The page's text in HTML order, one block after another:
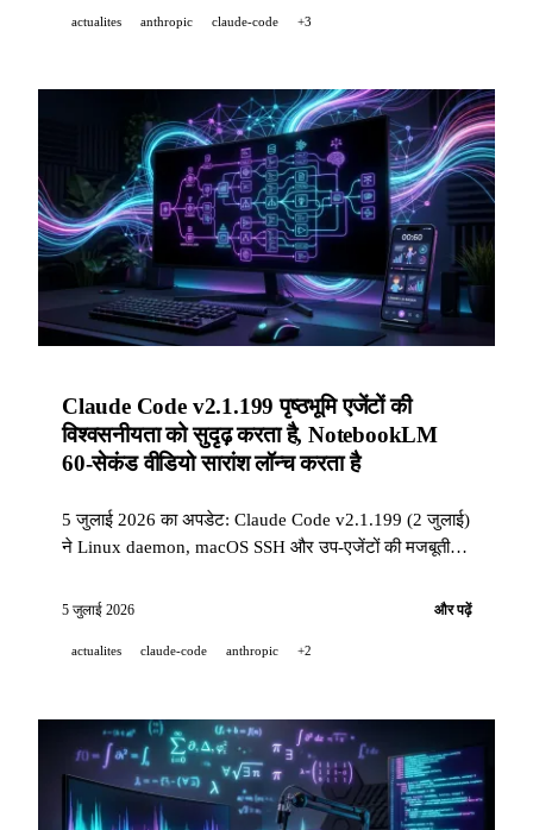
actualites anthropic claude-code +3
Claude Code v2.1.199 पृष्ठभूमि एजेंटों की
विश्वसनीयता को सुदृढ़ करता है, NotebookLM
60-सेकंड वीडियो सारांश लॉन्च करता है
5 जुलाई 2026 का अपडेट: Claude Code v2.1.199 (2 जुलाई)
ने Linux daemon, macOS SSH और उप-एजेंटों की मजबूती को
दस्तावेज़ों और PDF को स्वचालित रूप से 60 सेकंड की शैक्षिक
5 जुलाई 2026 और पढ़ें
actualites claude-code anthropic +2